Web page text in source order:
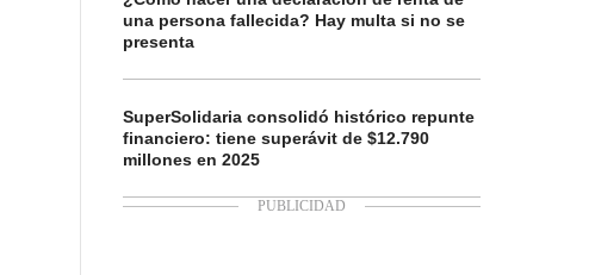
una persona fallecida? Hay multa si no se
presenta
SuperSolidaria consolidó histórico repunte
financiero: tiene superávit de $12.790
millones en 2025